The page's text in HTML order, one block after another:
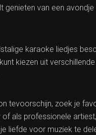
van een
karaoke liedjes
kiezen uit
tevoorschijn, zoek je
als professionele
liefde voor muziek te